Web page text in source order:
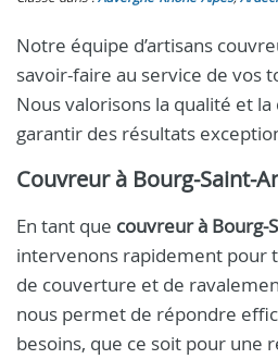
Notre équipe d’artisans
savoir-faire au service de vos
Nous valorisons la qualité et
garantir des résultats
Couvreur à Bourg-Saint-
En tant que couvreur à Bourg-
intervenons rapidement pour
de couverture et de
nous permet de répondre
besoins, que ce soit pour une